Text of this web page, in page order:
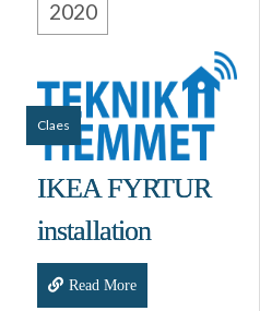
2020
Claes
IKEA FYRTUR
installation
Read More